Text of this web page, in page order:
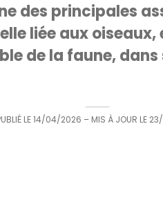
des principales
liée aux
de la faune,
LE 14/04/2026 – MIS À JOUR LE